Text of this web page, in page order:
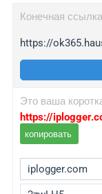
Конечная ссылка
https://
Это ваша
https://
копировать